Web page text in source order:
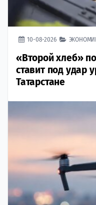
10-08-2026
«Второй хлеб»
ставит под удар
Татарстане